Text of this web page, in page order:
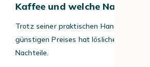
Kaffee und welche Nachteile
Trotz seiner praktischen Handhabung
günstigen Preises hat lösliches
Nachteile.